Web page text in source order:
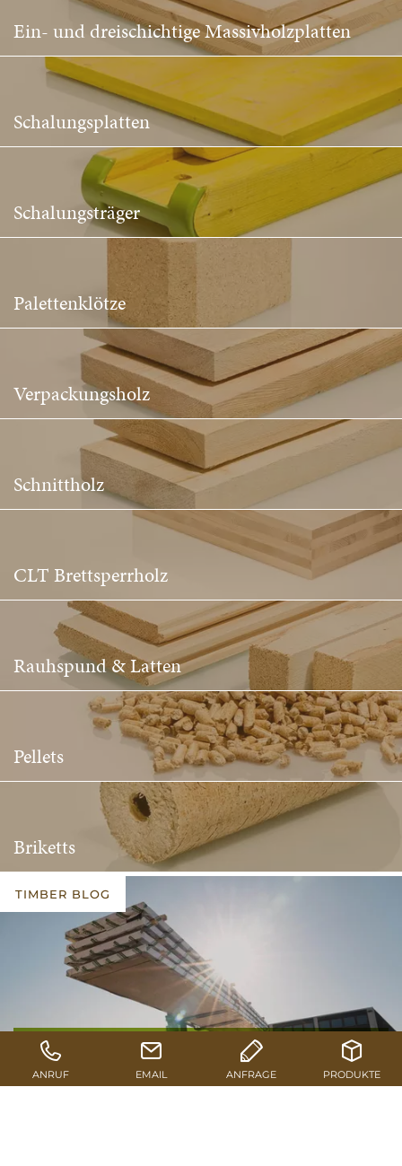
Ein- und dreischichtige Massivholzplatten
Schalungsplatten
Schalungsträger
Palettenklötze
Verpackungsholz
Schnittholz
CLT Brettsperrholz
Rauhspund & Latten
Pellets
Briketts
TIMBER BLOG
Pfeifer CLT: Innere und äußere
Werte überzeugen